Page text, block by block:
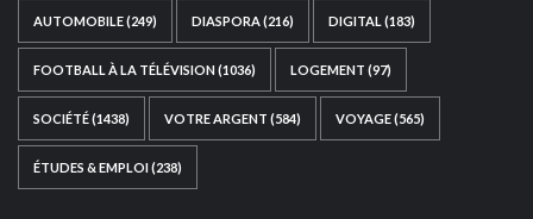
AUTOMOBILE(249) DIASPORA (216) DIGITAL (183)
FOOTBALL À LA TÉLÉVISION(1036) LOGEMENT (97)
SOCIÉTÉ(1438) VOTRE ARGENT (584) VOYAGE(565)
ÉTUDES & EMPLOI(238)